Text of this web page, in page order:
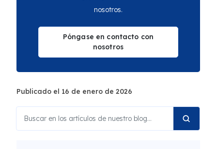
nosotros.
Póngase en contacto con
nosotros
Publicado el 16 de enero de 2026